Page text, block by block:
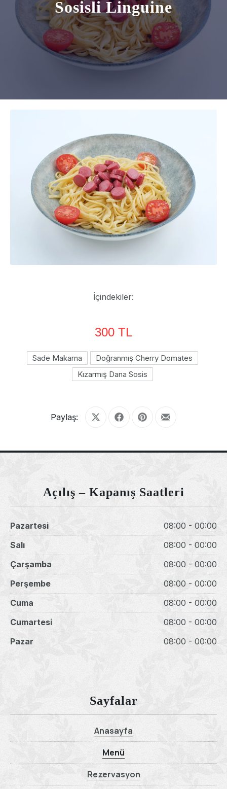
Sosisli Linguine
İçindekiler:
300 TL
Sade Makarna
Doğranmış Cherry Domates
Kızarmış Dana Sosis
Paylaş: Share on XShare on Facebook
Share on Pinterest
Share by Email
Açılış – Kapanış Saatleri
Pazartesi
08:00 - 00:00
Salı
08:00 - 00:00
Çarşamba
08:00 - 00:00
Perşembe
08:00 - 00:00
Cuma
08:00 - 00:00
Cumartesi
08:00 - 00:00
Pazar
08:00 - 00:00
Sayfalar
Anasayfa
Menü
Rezervasyon
Previous